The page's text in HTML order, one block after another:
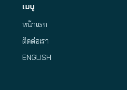
เมนู
หน้าแรก
ติดต่อเรา
ENGLISH